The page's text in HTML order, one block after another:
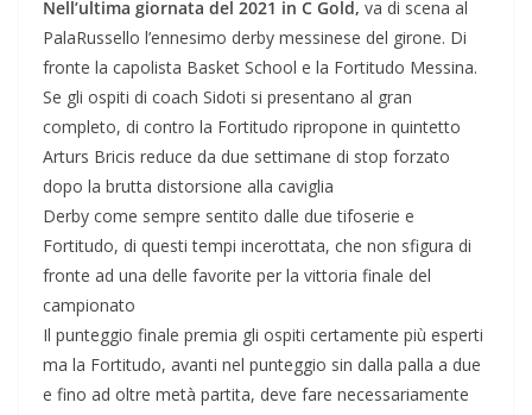
Nell’ultima giornata del 2021 in C Gold, va di scena al
PalaRussello l’ennesimo derby messinese del girone. Di
fronte la capolista Basket School e la Fortitudo Messina.
Se gli ospiti di coach Sidoti si presentano al gran
completo, di contro la Fortitudo ripropone in quintetto
Arturs Bricis reduce da due settimane di stop forzato
dopo la brutta distorsione alla caviglia
Derby come sempre sentito dalle due tifoserie e
Fortitudo, di questi tempi incerottata, che non sfigura di
fronte ad una delle favorite per la vittoria finale del
campionato
Il punteggio finale premia gli ospiti certamente più esperti
ma la Fortitudo, avanti nel punteggio sin dalla palla a due
e fino ad oltre metà partita, deve fare necessariamente